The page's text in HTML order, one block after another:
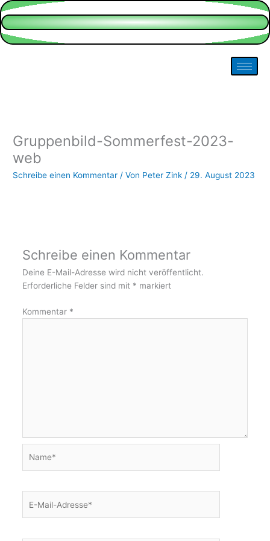
Zum
Inhalt
springen
Gruppenbild-Sommerfest-2023-
web
Schreibe einen Kommentar / Von Peter Zink / 29. August 2023
Schreibe einen Kommentar
Deine E-Mail-Adresse wird nicht veröffentlicht.
Erforderliche Felder sind mit * markiert
Kommentar *
Mail-